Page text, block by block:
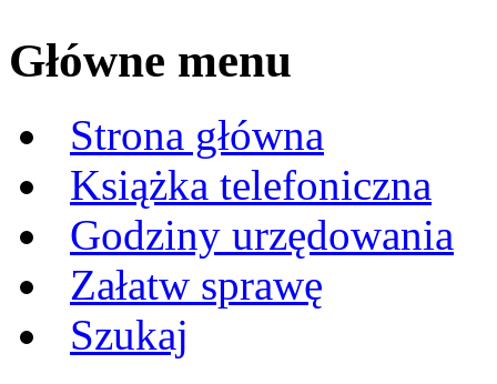
Główne menu
Strona główna
Książka telefoniczna
Godziny urzędowania
Załatw sprawę
Szukaj